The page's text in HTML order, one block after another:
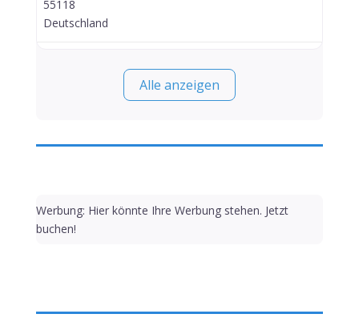
55118
Deutschland
Alle anzeigen
Werbung: Hier könnte Ihre Werbung stehen. Jetzt
buchen!